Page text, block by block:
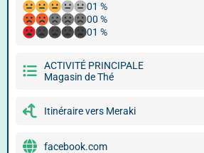
01 %
00 %
01 %
ACTIVITÉ PRINCIPALE
Magasin de Thé
Itinéraire vers Meraki
facebook.com